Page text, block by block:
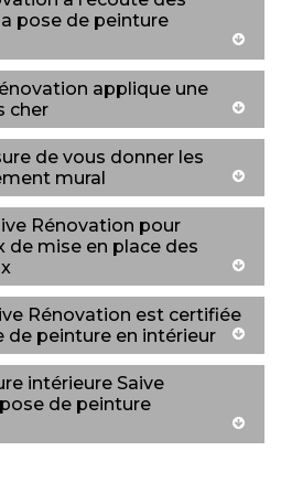
pose de peinture
applique une
cher
de vous donner les
mural
Rénovation pour
de mise en place des
Rénovation est certifiée
de peinture en intérieur
intérieure Saive
de peinture